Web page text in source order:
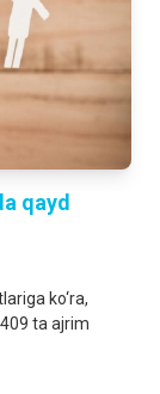
qayd
ko‘ra,
ta ajrim